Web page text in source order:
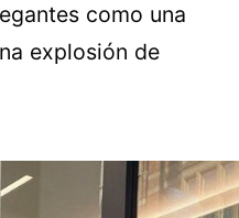
como una
explosión de